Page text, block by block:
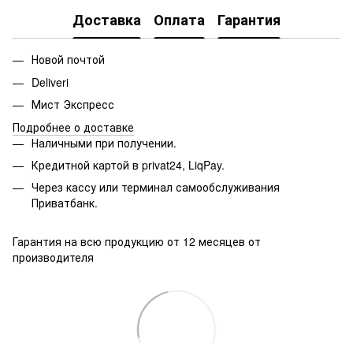
Доставка Оплата Гарантия
Новой почтой
Deliveri
Мист Экспресс
Подробнее о доставке
Наличными при получении.
Кредитной картой в privat24, LiqPay.
Через кассу или терминал самообслуживания
Приватбанк.
Гарантия на всю продукцию от 12 месяцев от
производителя